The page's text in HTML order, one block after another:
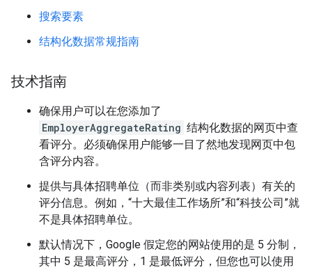
搜索要素
结构化数据常规指南
技术指南
确保用户可以在您添加了
EmployerAggregateRating 结构化数据的网页中查
看评分。必须确保用户能够一目了然地发现网页中包
含评分内容。
提供与具体招聘单位（而非类别或内容列表）有关的
评分信息。例如，“十大最佳工作场所”和“科技公司”就
不是具体招聘单位。
默认情况下，Google 假定您的网站使用的是 5 分制，
其中 5 是最高评分，1 是最低评分，但您也可以使用